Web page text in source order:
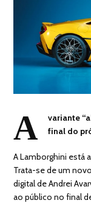
A
variante
final do
A Lamborghini está
Trata-se de um
digital de Andrei
ao público no final